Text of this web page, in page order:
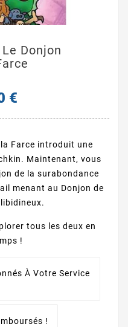
Donjon
€
Farce introduit une
Maintenant, vous
de la surabondance
menant au Donjon de
tous les deux en
!
À Votre Service
!